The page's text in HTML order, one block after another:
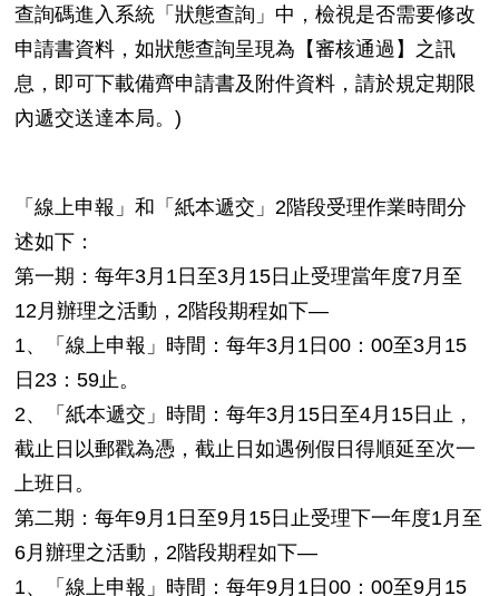
查詢碼進入系統「狀態查詢」中，檢視是否需要修改
申請書資料，如狀態查詢呈現為【審核通過】之訊
息，即可下載備齊申請書及附件資料，請於規定期限
內遞交送達本局。)
「線上申報」和「紙本遞交」2階段受理作業時間分
述如下：
第一期：每年3月1日至3月15日止受理當年度7月至
12月辦理之活動，2階段期程如下—
1、「線上申報」時間：每年3月1日00：00至3月15
日23：59止。
2、「紙本遞交」時間：每年3月15日至4月15日止，
截止日以郵戳為憑，截止日如遇例假日得順延至次一
上班日。
第二期：每年9月1日至9月15日止受理下一年度1月至
6月辦理之活動，2階段期程如下—
1、「線上申報」時間：每年9月1日00：00至9月15